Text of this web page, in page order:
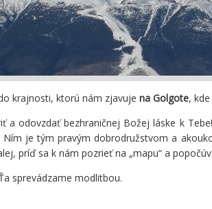
krajnosti, ktorú nám zjavuje na Golgote,
a odovzdať bezhraničnej Božej láske k
je tým pravým dobrodružstvom a
príď sa k nám pozrieť na „mapu“ a
sprevádzame modlitbou.